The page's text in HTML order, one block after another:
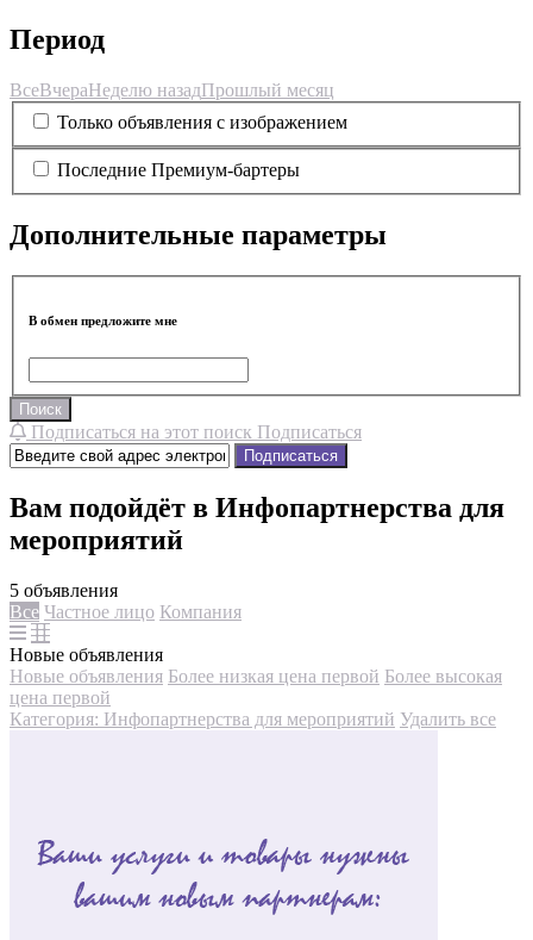
Период
ВсеВчераНеделю назадПрошлый месяц
Только объявления с изображением
Последние Премиум-бартеры
Дополнительные параметры
В обмен предложите мне
Поиск
Подписаться на этот поиск Подписаться
Подписаться
Вам подойдёт в Инфопартнерства для
мероприятий
5 объявления
Все Частное лицо Компания
Новые объявления
Новые объявления Более низкая цена первой Более высокая
цена первой
Категория: Инфопартнерства для мероприятий Удалить все